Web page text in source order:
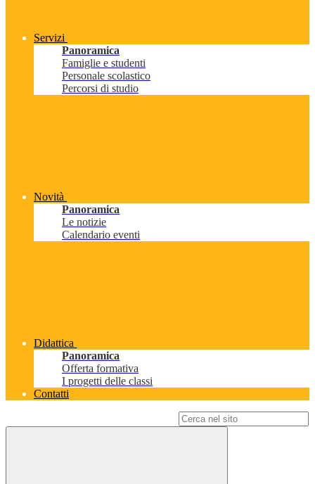
Servizi
Panoramica
Famiglie e studenti
Personale scolastico
Percorsi di studio
Novità
Panoramica
Le notizie
Calendario eventi
Didattica
Panoramica
Offerta formativa
I progetti delle classi
Contatti